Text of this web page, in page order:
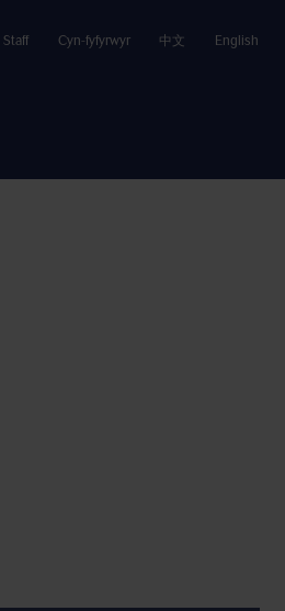
Staff Cyn-fyfyrwyr 中文 English